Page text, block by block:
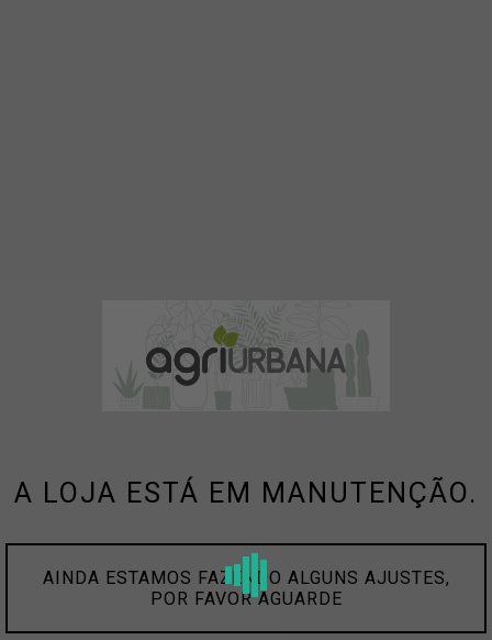
A LOJA ESTÁ EM MANUTENÇÃO.
AINDA ESTAMOS FAZENDO ALGUNS AJUSTES,
POR FAVOR AGUARDE